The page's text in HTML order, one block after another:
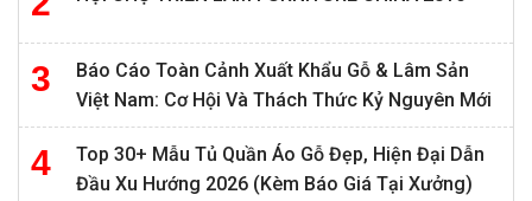
Báo Cáo Toàn Cảnh Xuất Khẩu Gỗ & Lâm Sản
Việt Nam: Cơ Hội Và Thách Thức Kỷ Nguyên Mới
Top 30+ Mẫu Tủ Quần Áo Gỗ Đẹp, Hiện Đại Dẫn
Đầu Xu Hướng 2026 (Kèm Báo Giá Tại Xưởng)